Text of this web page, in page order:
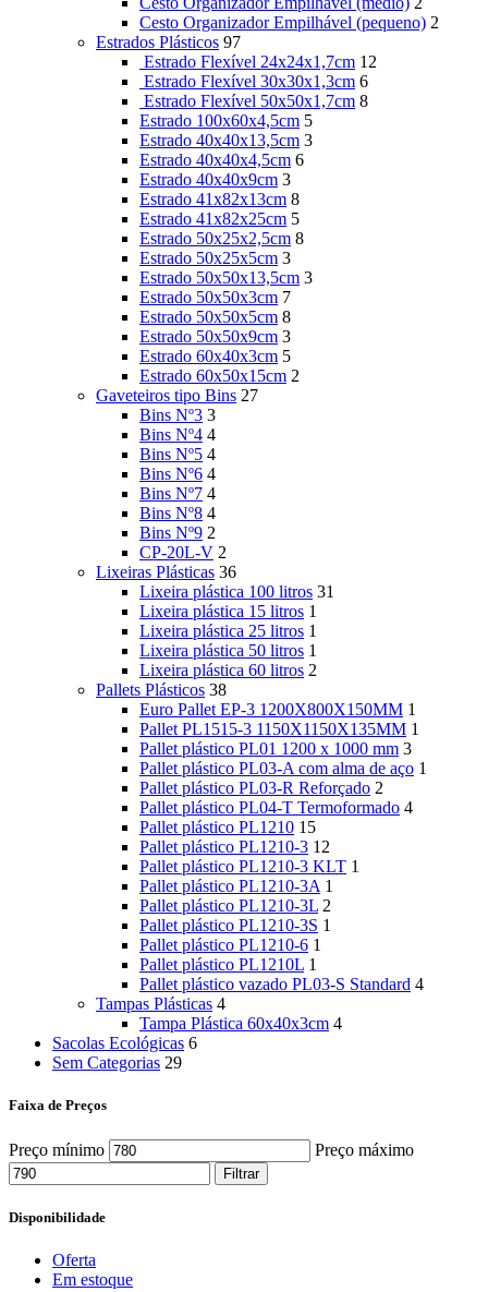
Cesto Organizador Empilhável (pequeno) 2
Estrados Plásticos 97
Estrado Flexível 24x24x1,7cm 12
Estrado Flexível 30x30x1,3cm 6
Estrado Flexível 50x50x1,7cm 8
Estrado 100x60x4,5cm 5
Estrado 40x40x13,5cm 3
Estrado 40x40x4,5cm 6
Estrado 40x40x9cm 3
Estrado 41x82x13cm 8
Estrado 41x82x25cm 5
Estrado 50x25x2,5cm 8
Estrado 50x25x5cm 3
Estrado 50x50x13,5cm 3
Estrado 50x50x3cm 7
Estrado 50x50x5cm 8
Estrado 50x50x9cm 3
Estrado 60x40x3cm 5
Estrado 60x50x15cm 2
Gaveteiros tipo Bins 27
Bins Nº3 3
Bins Nº4 4
Bins Nº5 4
Bins Nº6 4
Bins Nº7 4
Bins Nº8 4
Bins Nº9 2
CP-20L-V 2
Lixeiras Plásticas 36
Lixeira plástica 100 litros 31
Lixeira plástica 15 litros 1
Lixeira plástica 25 litros 1
Lixeira plástica 50 litros 1
Lixeira plástica 60 litros 2
Pallets Plásticos 38
Euro Pallet EP-3 1200X800X150MM 1
Pallet PL1515-3 1150X1150X135MM 1
Pallet plástico PL01 1200 x 1000 mm 3
Pallet plástico PL03-A com alma de aço 1
Pallet plástico PL03-R Reforçado 2
Pallet plástico PL04-T Termoformado 4
Pallet plástico PL1210 15
Pallet plástico PL1210-3 12
Pallet plástico PL1210-3 KLT 1
Pallet plástico PL1210-3A 1
Pallet plástico PL1210-3L 2
Pallet plástico PL1210-3S 1
Pallet plástico PL1210-6 1
Pallet plástico PL1210L 1
Pallet plástico vazado PL03-S Standard 4
Tampas Plásticas 4
Tampa Plástica 60x40x3cm 4
Sacolas Ecológicas 6
Sem Categorias 29
Faixa de Preços
Preço mínimo Preço máximo
Filtrar
Disponibilidade
Oferta
Em estoque